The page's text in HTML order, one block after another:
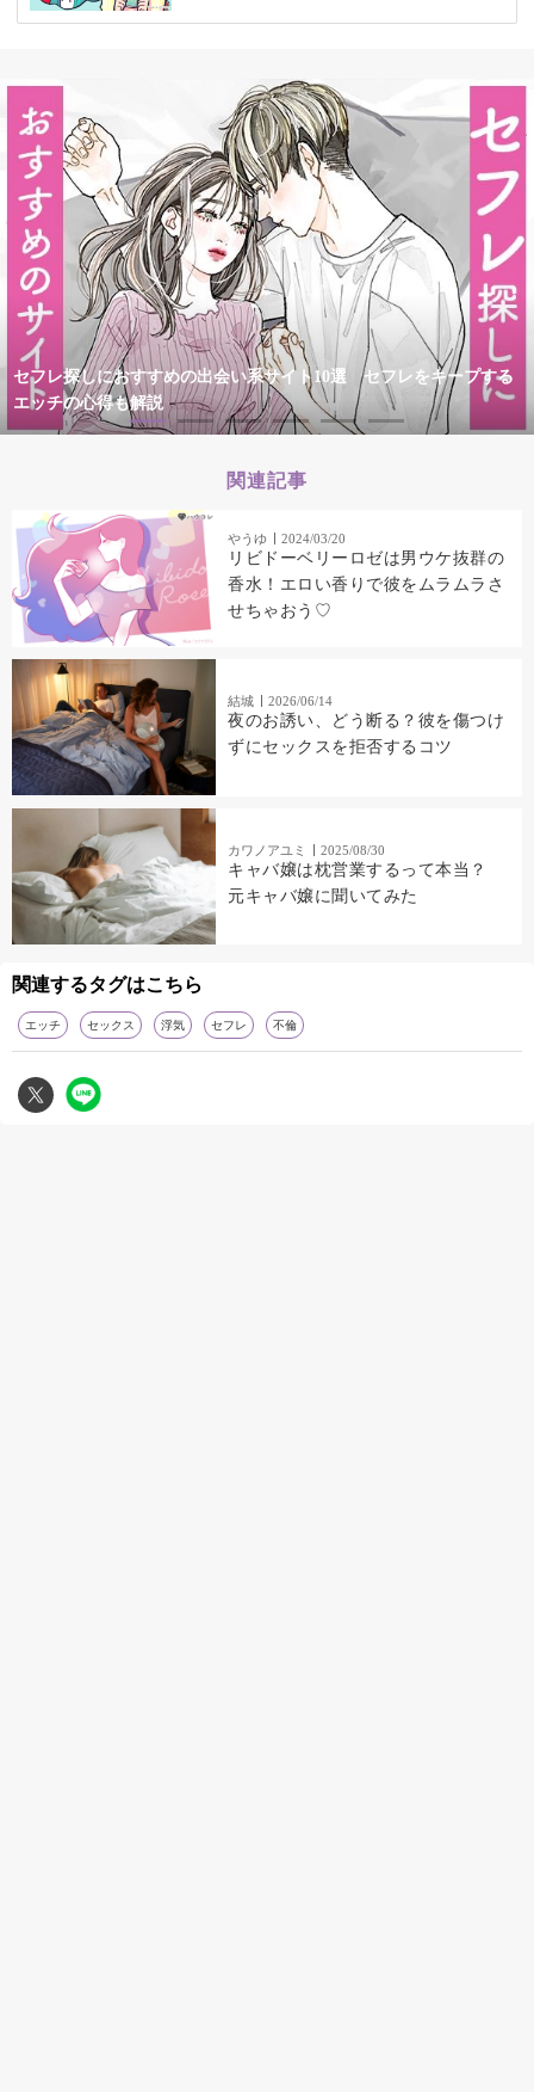
セフレ探しにおすすめの出会い系サイト10選 セフレをキープする
エッチの心得も解説
関連記事
やうゆ 2024/03/20
リビドーベリーロゼは男ウケ抜群の
香水！エロい香りで彼をムラムラさ
せちゃおう♡
結城 2026/06/14
夜のお誘い、どう断る？彼を傷つけ
ずにセックスを拒否するコツ
カワノアユミ 2025/08/30
キャバ嬢は枕営業するって本当？
元キャバ嬢に聞いてみた
関連するタグはこちら
エッチ セックス 浮気 セフレ 不倫